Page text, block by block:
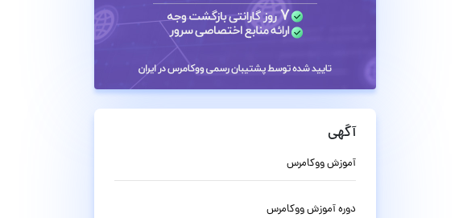
آگهی
آموزش ووکامرس
دوره آموزش ووکامرس